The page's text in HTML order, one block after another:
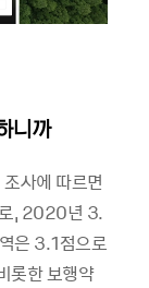
니까
사에 따르면
, 2020년 3.
은 3.1점으로
롯한 보행약